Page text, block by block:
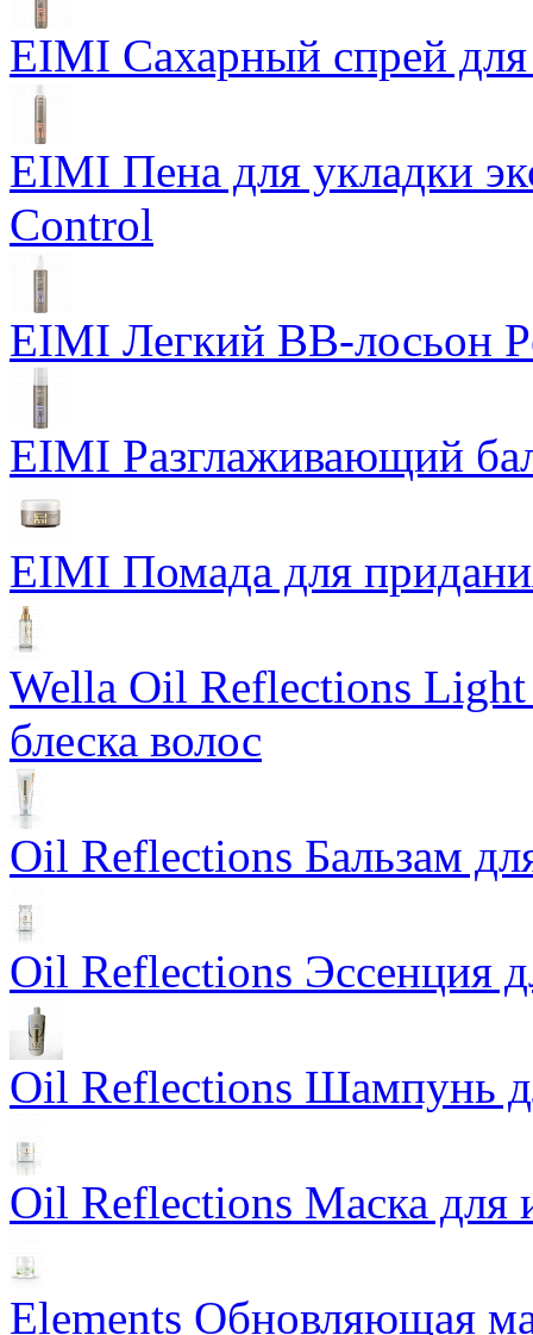
EIMI Сахарный спрей
EIMI Пена для укладки
Control
EIMI Легкий BB-лосьон
EIMI Разглаживающий
EIMI Помада для
Wella Oil Reflections
блеска волос
Oil Reflections Бальзам
Oil Reflections Эссенция
Oil Reflections Шампунь
Oil Reflections Маска для
Elements Обновляющая